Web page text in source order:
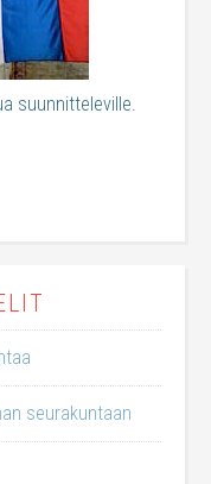
suunnitteleville.
seurakuntaan